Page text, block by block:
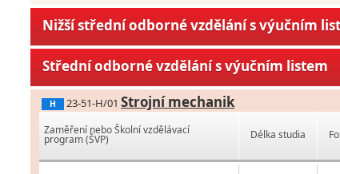
Nižší střední odborné vzdělání s výučním
Střední odborné vzdělání s výučním listem
H 23-51-H/01 Strojní mechanik
Zaměření nebo Školní vzdělávací
program (ŠVP) Délka studia